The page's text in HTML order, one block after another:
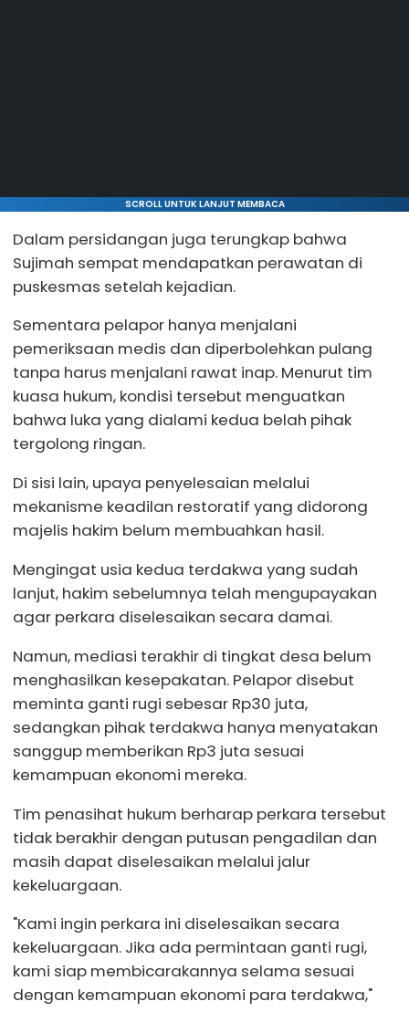
SCROLL UNTUK LANJUT MEMBACA
Dalam persidangan juga terungkap bahwa
Sujimah sempat mendapatkan perawatan di
puskesmas setelah kejadian.
Sementara pelapor hanya menjalani
pemeriksaan medis dan diperbolehkan pulang
tanpa harus menjalani rawat inap. Menurut tim
kuasa hukum, kondisi tersebut menguatkan
bahwa luka yang dialami kedua belah pihak
tergolong ringan.
Di sisi lain, upaya penyelesaian melalui
mekanisme keadilan restoratif yang didorong
majelis hakim belum membuahkan hasil.
Mengingat usia kedua terdakwa yang sudah
lanjut, hakim sebelumnya telah mengupayakan
agar perkara diselesaikan secara damai.
Namun, mediasi terakhir di tingkat desa belum
menghasilkan kesepakatan. Pelapor disebut
meminta ganti rugi sebesar Rp30 juta,
sedangkan pihak terdakwa hanya menyatakan
sanggup memberikan Rp3 juta sesuai
kemampuan ekonomi mereka.
Tim penasihat hukum berharap perkara tersebut
tidak berakhir dengan putusan pengadilan dan
masih dapat diselesaikan melalui jalur
kekeluargaan.
"Kami ingin perkara ini diselesaikan secara
kekeluargaan. Jika ada permintaan ganti rugi,
kami siap membicarakannya selama sesuai
dengan kemampuan ekonomi para terdakwa,"